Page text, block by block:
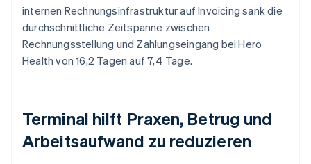
internen Rechnungsinfrastruktur auf Invoicing sank die
durchschnittliche Zeitspanne zwischen
Rechnungsstellung und Zahlungseingang bei Hero
Health von 16,2 Tagen auf 7,4 Tage.
Terminal hilft Praxen, Betrug und
Arbeitsaufwand zu reduzieren